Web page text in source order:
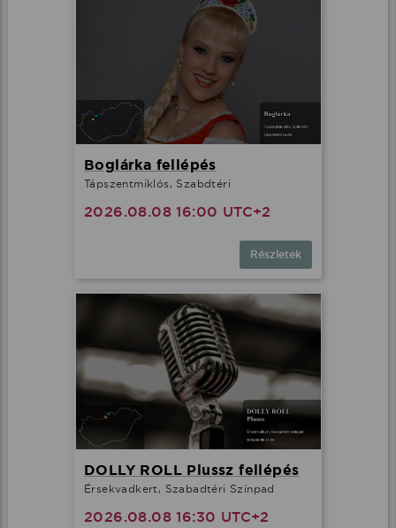
Boglárka fellépés
Tápszentmiklós, Szabdtéri
2026.08.08 16:00 UTC+2
Részletek
DOLLY ROLL Plussz fellépés
Érsekvadkert, Szabadtéri Színpad
2026.08.08 16:30 UTC+2